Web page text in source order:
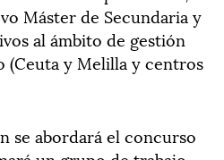
Máster de Secundaria y
al ámbito de gestión
y Melilla y centros
se abordará el concurso